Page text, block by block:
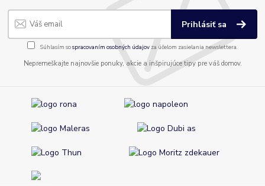
Prihlásiť sa
Súhlasím sospracovaním osobných údajov za účelom zasielania newslettera.
Nepremeškajte najnovšie ponuky, akcie a inšpirujúce tipy pre váš domov.